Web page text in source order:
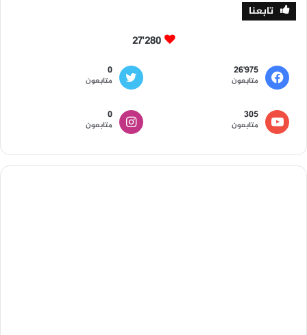
تابعنا
27٬280
26٬975
متابعون
0
متابعون
305
متابعون
0
متابعون